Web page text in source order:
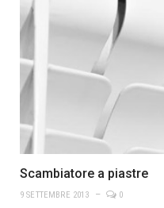
Scambiatore a piastre
9 SETTEMBRE 2013 0